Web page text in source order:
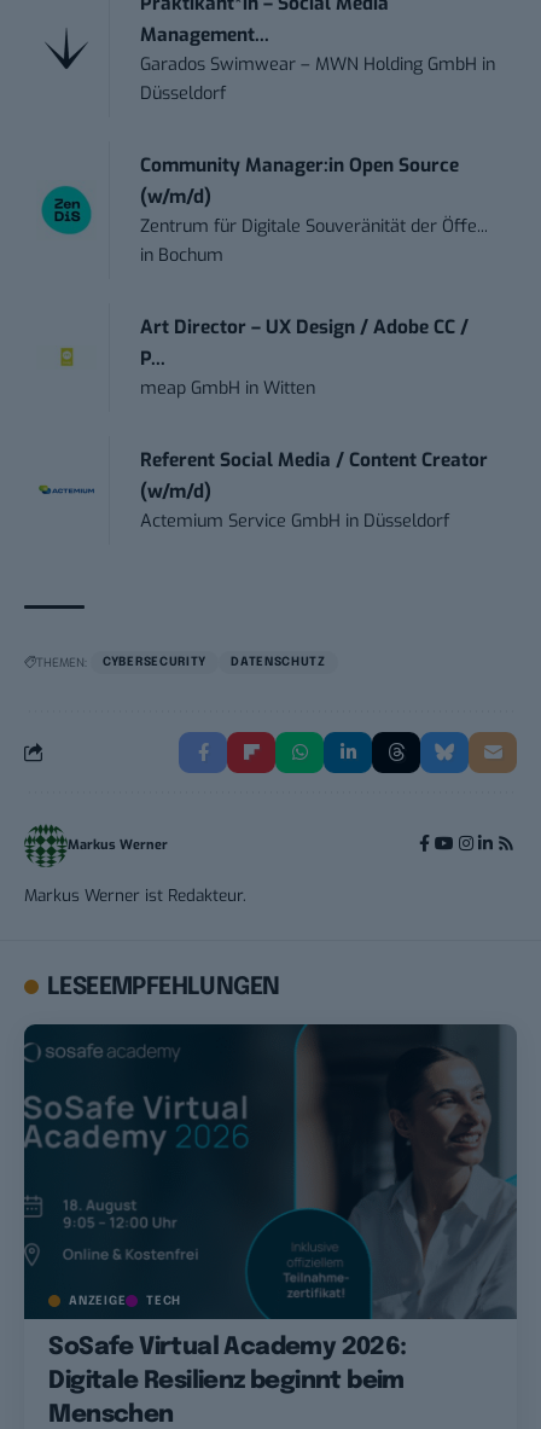
Management...
Garados Swimwear – MWN Holding GmbH in
Düsseldorf
Community Manager:in Open Source
(w/m/d)
Zentrum für Digitale Souveränität der Öffe...
in Bochum
Art Director – UX Design / Adobe CC /
P...
meap GmbH inWitten
Referent Social Media / Content Creator
(w/m/d)
Actemium Service GmbH in Düsseldorf
THEMEN: CYBERSECURITY DATENSCHUTZ
Markus Werner
Markus Werner ist Redakteur.
LESEEMPFEHLUNGEN
ANZEIGE TECH
SoSafe Virtual Academy 2026:
Digitale Resilienz beginnt beim
Menschen